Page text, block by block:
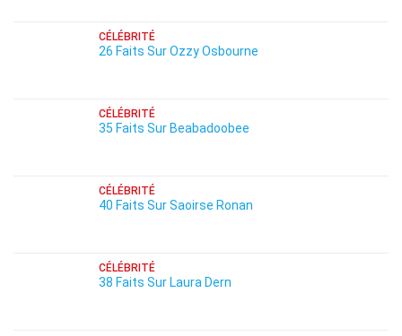
CÉLÉBRITÉ
26 Faits Sur Ozzy Osbourne
CÉLÉBRITÉ
35 Faits Sur Beabadoobee
CÉLÉBRITÉ
40 Faits Sur Saoirse Ronan
CÉLÉBRITÉ
38 Faits Sur Laura Dern